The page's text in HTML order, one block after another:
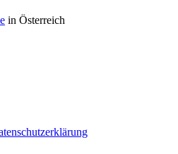
in Österreich